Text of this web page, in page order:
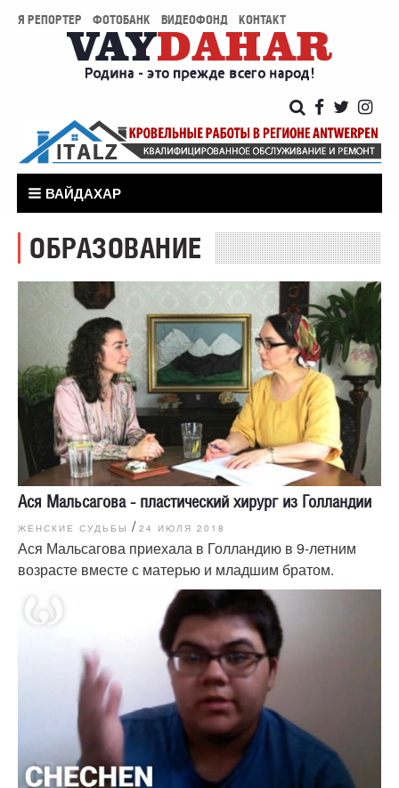
Я РЕПОРТЕР ФОТОБАНК ВИДЕОФОНД КОНТАКТ
ВАЙДАХАР
ОБРАЗОВАНИЕ
Ася Мальсагова - пластический хирург из Голландии
ЖЕНСКИЕ СУДЬБЫ / 24 ИЮЛЯ 2018
Ася Мальсагова приехала в Голландию в 9-летним
возрасте вместе с матерью и младшим братом.